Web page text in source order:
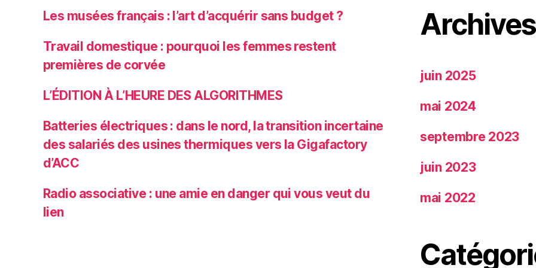
Les musées français : l’art d’acquérir sans budget ?
Travail domestique : pourquoi les femmes restent
premières de corvée
L’ÉDITION À L’HEURE DES ALGORITHMES
Batteries électriques : dans le nord, la transition incertaine
des salariés des usines thermiques vers la Gigafactory
d’ACC
Radio associative : une amie en danger qui vous veut du
lien
Archives
juin 2025
mai 2024
septembre 2023
juin 2023
mai 2022